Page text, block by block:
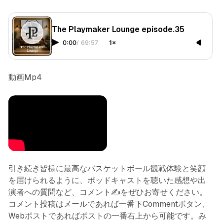
The Playmaker Lounge episode.35
0:00/ 69:57 1×
動画Mp4
引き続き皆様に最高なバスケットボール観戦体験と笑顔
を届けられるように、ポッドキャストを聴いた感想や出
演者への質問など、コメント✍️をぜひお寄せください。
コメント投稿はメールであれば一番下Commentボタン、
Webポストであればポストの一番右上から可能です。み